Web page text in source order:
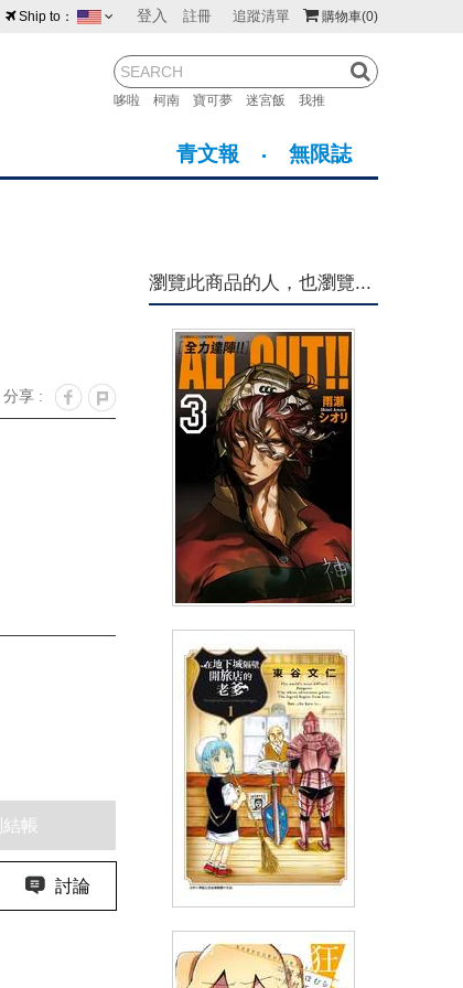
購物車(0)
登入 註冊 追蹤清單
哆啦 柯南 寶可夢 迷宮飯 我推
Ship to：
紐西蘭 馬來西亞
菲律賓
青文報 無限誌
分享 :
帳
討論
瀏覽此商品的人，也瀏覽...
NT$140 90折 NT$126 (USD4.18)
在地下城隔壁開旅店的老爹(01)